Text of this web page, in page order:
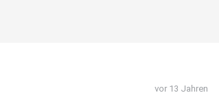
vor 13 Jahren